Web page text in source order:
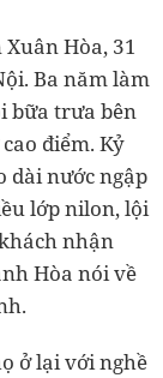
Hòa, 31
Ba năm làm
bữa trưa bên
điểm. Kỷ
dài nước ngập
lớp nilon, lội
nhận
Hòa nói về
ở lại với nghề